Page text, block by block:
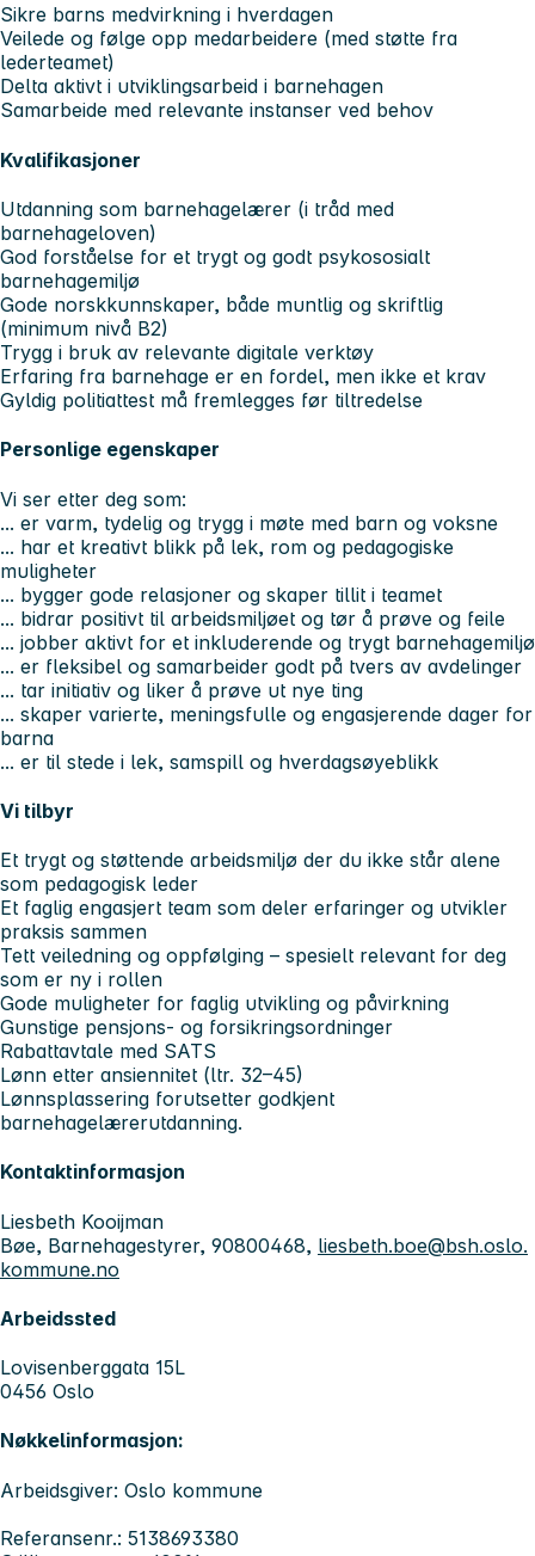
Sikre barns medvirkning i hverdagen
Veilede og følge opp medarbeidere (med støtte fra
lederteamet)
Delta aktivt i utviklingsarbeid i barnehagen
Samarbeide med relevante instanser ved behov
Kvalifikasjoner
Utdanning som barnehagelærer (i tråd med
barnehageloven)
God forståelse for et trygt og godt psykososialt
barnehagemiljø
Gode norskkunnskaper, både muntlig og skriftlig
(minimum nivå B2)
Trygg i bruk av relevante digitale verktøy
Erfaring fra barnehage er en fordel, men ikke et krav
Gyldig politiattest må fremlegges før tiltredelse
Personlige egenskaper
Vi ser etter deg som:
... er varm, tydelig og trygg i møte med barn og voksne
... har et kreativt blikk på lek, rom og pedagogiske
muligheter
... bygger gode relasjoner og skaper tillit i teamet
... bidrar positivt til arbeidsmiljøet og tør å prøve og feile
... jobber aktivt for et inkluderende og trygt barnehagemiljø
... er fleksibel og samarbeider godt på tvers av avdelinger
... tar initiativ og liker å prøve ut nye ting
... skaper varierte, meningsfulle og engasjerende dager for
barna
... er til stede i lek, samspill og hverdagsøyeblikk
Vi tilbyr
Et trygt og støttende arbeidsmiljø der du ikke står alene
som pedagogisk leder
Et faglig engasjert team som deler erfaringer og utvikler
praksis sammen
Tett veiledning og oppfølging – spesielt relevant for deg
som er ny i rollen
Gode muligheter for faglig utvikling og påvirkning
Gunstige pensjons- og forsikringsordninger
Rabattavtale med SATS
Lønn etter ansiennitet (ltr. 32–45)
Lønnsplassering forutsetter godkjent
barnehagelærerutdanning.
Kontaktinformasjon
Liesbeth Kooijman
Bøe, Barnehagestyrer, 90800468, liesbeth.boe@bsh.oslo.
kommune.no
Arbeidssted
Lovisenberggata 15L
0456 Oslo
Nøkkelinformasjon:
Arbeidsgiver: Oslo kommune
Referansenr.: 5138693380